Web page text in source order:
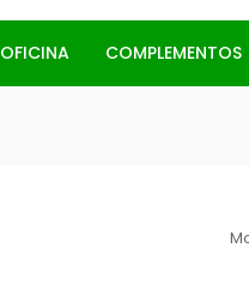
OFICINA COMPLEMENTOS